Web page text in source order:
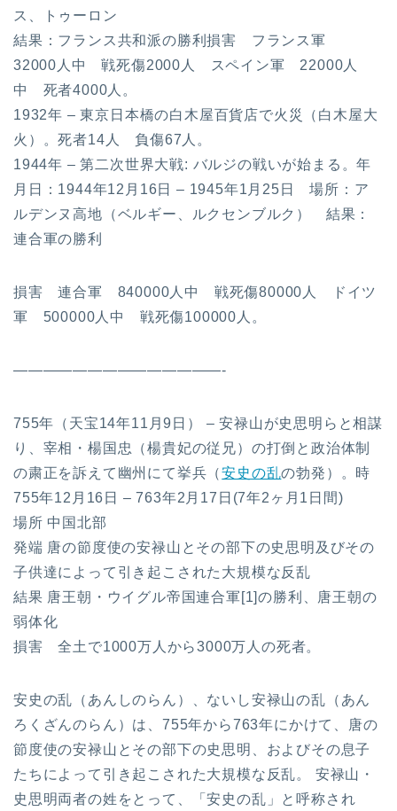
ス、トゥーロン
結果：フランス共和派の勝利損害 フランス軍
32000人中 戦死傷2000人 スペイン軍 22000人
中 死者4000人。
1932年 – 東京日本橋の白木屋百貨店で火災（白木屋大
火）。死者14人 負傷67人。
1944年 – 第二次世界大戦: バルジの戦いが始まる。年
月日：1944年12月16日 – 1945年1月25日 場所：ア
ルデンヌ高地（ベルギー、ルクセンブルク） 結果：
連合軍の勝利
損害 連合軍 840000人中 戦死傷80000人 ドイツ
軍 500000人中 戦死傷100000人。
——————————————-
755年（天宝14年11月9日） – 安禄山が史思明らと相謀
り、宰相・楊国忠（楊貴妃の従兄）の打倒と政治体制
の粛正を訴えて幽州にて挙兵（安史の乱の勃発）。時
755年12月16日 – 763年2月17日(7年2ヶ月1日間)
場所 中国北部
発端 唐の節度使の安禄山とその部下の史思明及びその
子供達によって引き起こされた大規模な反乱
結果 唐王朝・ウイグル帝国連合軍[1]の勝利、唐王朝の
弱体化
損害 全土で1000万人から3000万人の死者。
安史の乱（あんしのらん）、ないし安禄山の乱（あん
ろくざんのらん）は、755年から763年にかけて、唐の
節度使の安禄山とその部下の史思明、およびその息子
たちによって引き起こされた大規模な反乱。 安禄山・
史思明両者の姓をとって、「安史の乱」と呼称され